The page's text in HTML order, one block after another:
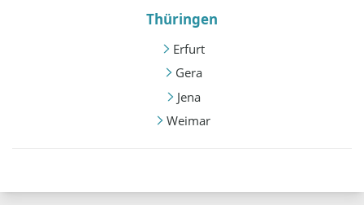
Thüringen
Erfurt
Gera
Jena
Weimar